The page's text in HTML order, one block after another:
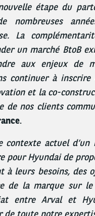
étape du
nombreuses
La
un marché BtoB
aux enjeux de
continuer à
et la co-
de nos clients
.
contexte actuel
pour Hyundai de
à leurs besoins, des
de la marque sur
entre Arval et
de toute notre